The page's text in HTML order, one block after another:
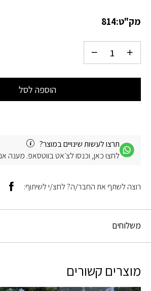
מק"ט:814
הוספה לסל
תרצו לעשות שינויים במוצר?
לחצו כאן, וכנסו לצ׳אט בווטסאפ. מענה
משלוחים
רוצה לשתף את החבר/ה? לחצ/י לשיתוף:
מוצרים קשורים